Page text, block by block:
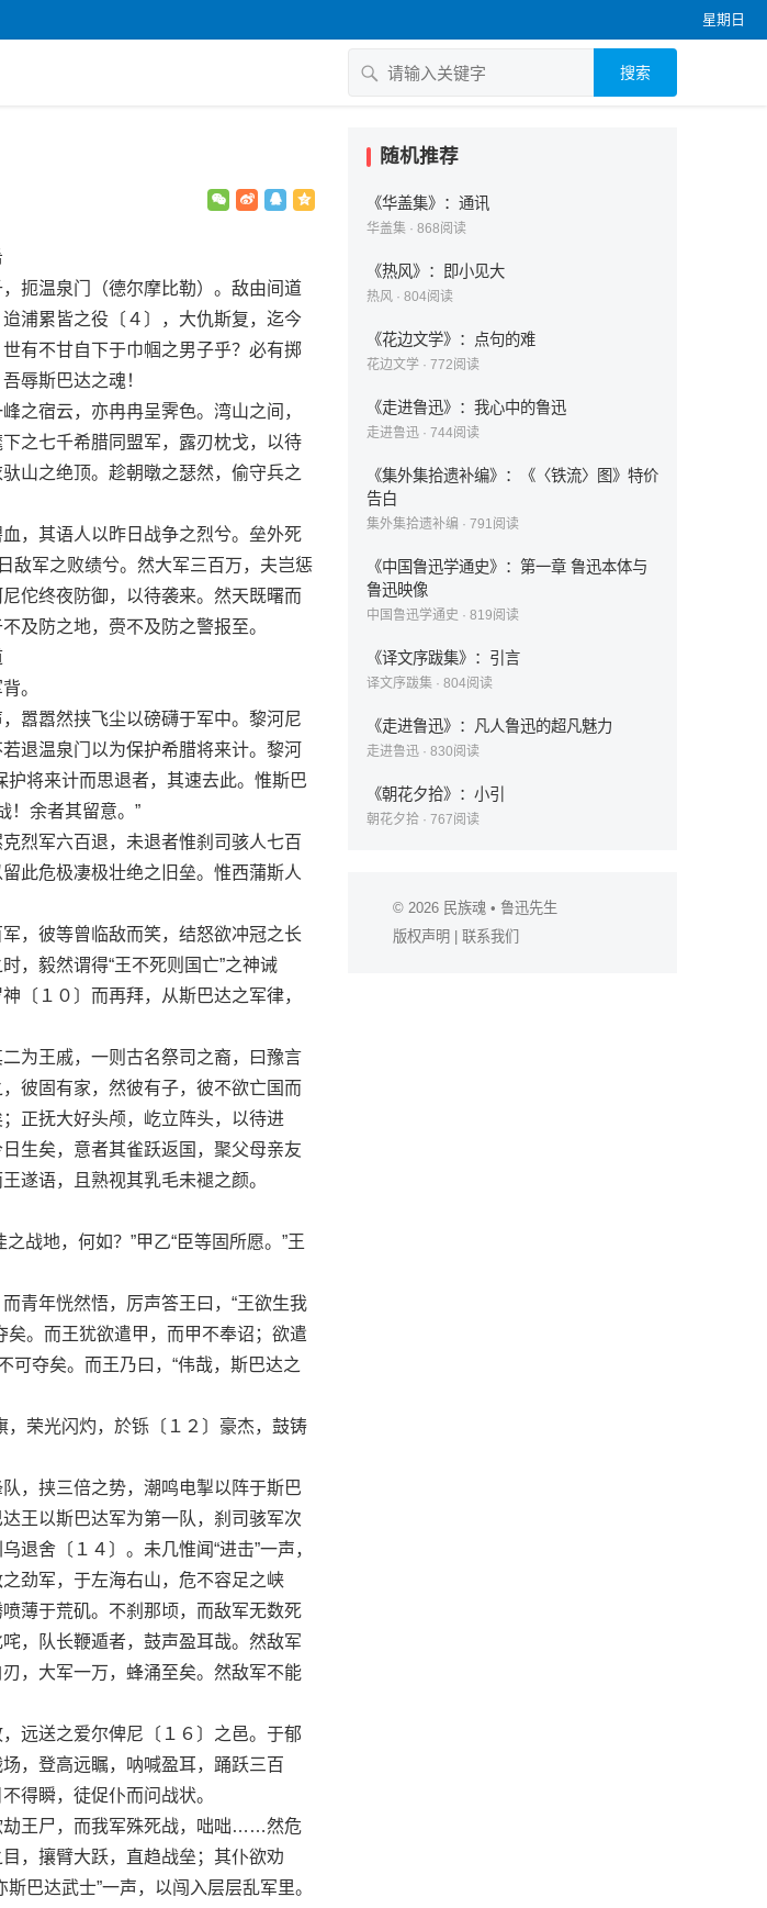
星期日
搜索
扼温泉门（德尔摩比勒）。敌由间道
浦累皆之役〔４〕，大仇斯复，迄今
有不甘自下于巾帼之男子乎？必有掷
辱斯巴达之魂！
宿云，亦冉冉呈霁色。湾山之间，
之七千希腊同盟军，露刃枕戈，以待
山之绝顶。趁朝暾之瑟然，偷守兵之
，其语人以昨日战争之烈兮。垒外死
敌军之败绩兮。然大军三百万，夫岂惩
佗终夜防御，以待袭来。然天既曙而
及防之地，赍不及防之警报至。
。
嚣嚣然挟飞尘以磅礴于军中。黎河尼
退温泉门以为保护希腊将来计。黎河
护将来计而思退者，其速去此。惟斯巴
！余者其留意。”
烈军六百退，未退者惟刹司骇人七百
此危极凄极壮绝之旧垒。惟西蒲斯人
，彼等曾临敌而笑，结怒欲冲冠之长
，毅然谓得“王不死则国亡”之神诫
〔１０〕而再拜，从斯巴达之军律，
为王戚，一则古名祭司之裔，曰豫言
彼固有家，然彼有子，彼不欲亡国而
正抚大好头颅，屹立阵头，以待进
生矣，意者其雀跃返国，聚父母亲友
遂语，且熟视其乳毛未褪之颜。
战地，何如？”甲乙“臣等固所愿。”王
年恍然悟，厉声答王曰，“王欲生我
。而王犹欲遣甲，而甲不奉诏；欲遣
可夺矣。而王乃曰，“伟哉，斯巴达之
荣光闪灼，於铄〔１２〕豪杰，鼓铸
，挟三倍之势，潮鸣电掣以阵于斯巴
王以斯巴达军为第一队，刹司骇军次
退舍〔１４〕。未几惟闻“进击”一声，
劲军，于左海右山，危不容足之峡
薄于荒矶。不刹那顷，而敌军无数死
，队长鞭遁者，鼓声盈耳哉。然敌军
，大军一万，蜂涌至矣。然敌军不能
远送之爱尔俾尼〔１６〕之邑。于郁
，登高远瞩，呐喊盈耳，踊跃三百
得瞬，徒促仆而问战状。
王尸，而我军殊死战，咄咄……然危
，攘臂大跃，直趋战垒；其仆欲劝
巴达武士”一声，以闯入层层乱军里。
随机推荐
《华盖集》：通讯
华盖集 · 868阅读
《热风》：即小见大
热风 · 804阅读
《花边文学》：点句的难
花边文学 · 772阅读
《走进鲁迅》：我心中的鲁迅
走进鲁迅 · 744阅读
《集外集拾遗补编》：《〈铁流〉图》特价
告白
集外集拾遗补编 · 791阅读
《中国鲁迅学通史》：第一章 鲁迅本体与
鲁迅映像
中国鲁迅学通史 · 819阅读
《译文序跋集》：引言
译文序跋集 · 804阅读
《走进鲁迅》：凡人鲁迅的超凡魅力
走进鲁迅 · 830阅读
《朝花夕拾》：小引
朝花夕拾 · 767阅读
© 2026 民族魂 • 鲁迅先生
版权声明
联系我们